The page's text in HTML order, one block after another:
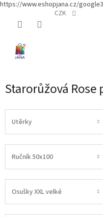
https://www.eshopjana.cz/
CZK
Starorůžová Rose
Utěrky
Ručník 50x100
Osušky XXL velké